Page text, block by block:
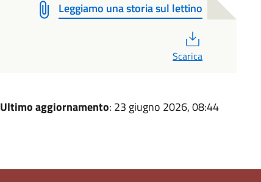
Leggiamo una storia sul lettino
Scarica
Ultimo aggiornamento: 23 giugno 2026, 08:44